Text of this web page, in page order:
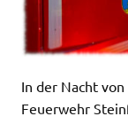
In der Nacht
Feuerwehr